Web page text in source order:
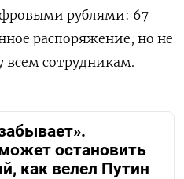
рублями: 67
распоряжение, но не
всем сотрудникам.
остановить
как велел Путин